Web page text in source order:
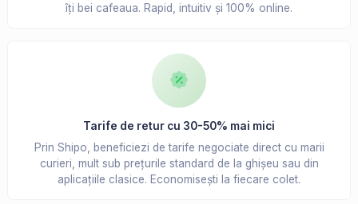
îți bei cafeaua. Rapid, intuitiv și 100% online.
Tarife de retur cu 30-50% mai mici
Prin Shipo, beneficiezi de tarife negociate direct cu marii
curieri, mult sub prețurile standard de la ghișeu sau din
aplicațiile clasice. Economisești la fiecare colet.